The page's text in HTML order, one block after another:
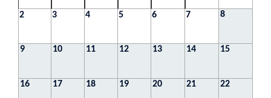
2 3 4 5 6 7 8
9 10 11 12 13 14 15
16 17 18 19 20 21 22